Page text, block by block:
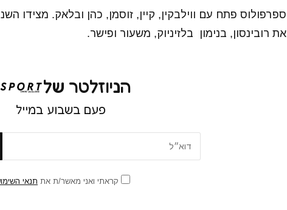
ספרפולוס פתח עם ווילבקין, קיין, זוסמן, כהן ובלאק. מצידו
את רובינסון, בנימון בלזיניוק, משעור ופישר.
הניוזלטר של
פעם בשבוע במייל
קראתי ואני מאשר/ת את תנאי